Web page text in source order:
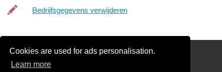
Cookies are used for ads personalisation.
Learn more
Bedrijfsgegevens verwijderen
Schilder Offerte Aanvragen
links